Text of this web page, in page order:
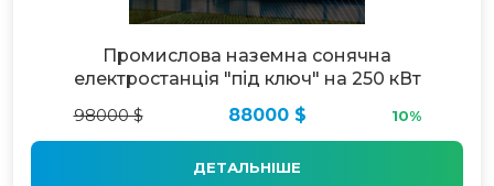
Промислова наземна сонячна
електростанція "під ключ" на 250 кВт
98000 $
88000 $ 10%
ДЕТАЛЬНІШЕ